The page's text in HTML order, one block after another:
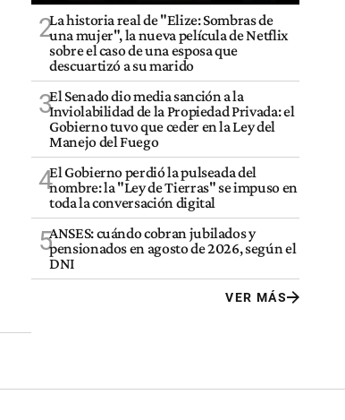
2La historia real de "Elize: Sombras de
una mujer", la nueva película de Netflix
sobre el caso de una esposa que
descuartizó a su marido
3El Senado dio media sanción a la
Inviolabilidad de la Propiedad Privada: el
Gobierno tuvo que ceder en la Ley del
Manejo del Fuego
4El Gobierno perdió la pulseada del
nombre: la "Ley de Tierras" se impuso en
toda la conversación digital
5ANSES: cuándo cobran jubilados y
pensionados en agosto de 2026, según el
DNI
VER MÁS